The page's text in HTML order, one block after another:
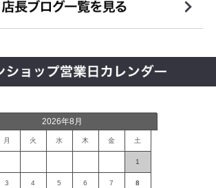
2026年8月
月 火 水 木 金 土
1
3 4 5 6 7 8